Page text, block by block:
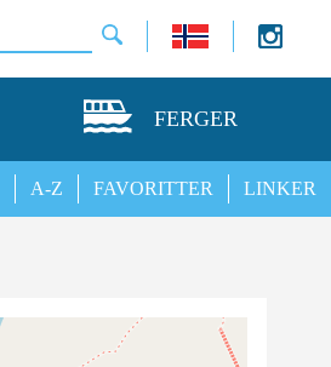
FERGER
LINKER
FAVORITTER
A-Z